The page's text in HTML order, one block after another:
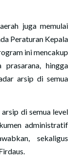
juga memulai
Peraturan Kepala
ini mencakup
prasarana, hingga
arsip di semua
di semua level
administratif
sekaligus